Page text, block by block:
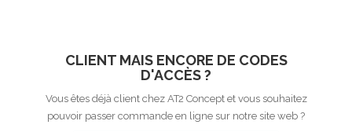
CLIENT MAIS ENCORE DE CODES
D'ACCÈS ?
Vous êtes déjà client chez AT2 Concept et vous souhaitez
pouvoir passer commande en ligne sur notre site web ?